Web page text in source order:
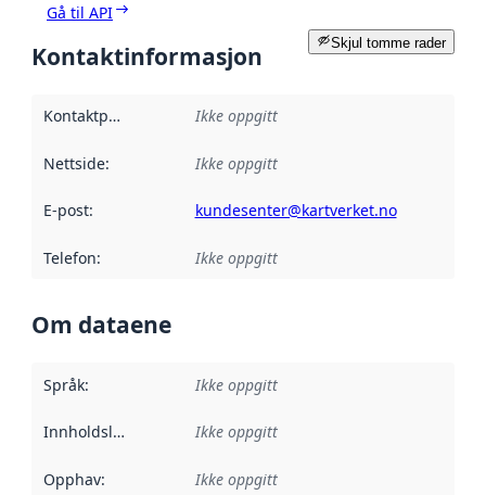
Gå til API
Skjul tomme rader
Kontaktinformasjon
Kontaktpunkt Ikke oppgitt
Nettside: Ikke oppgitt
E-post: kundesenter@kartverket.no
Telefon: Ikke oppgitt
Om dataene
Språk: Ikke oppgitt
Innholdsleverandører :
Ikke oppgitt
Opphav: Ikke oppgitt